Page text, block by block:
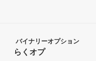
バイナリーオプション
らくオプ